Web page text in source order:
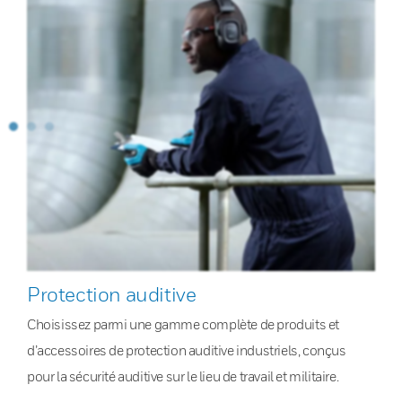
Protection auditive
Choisissez parmi une gamme complète de produits et
d’accessoires de protection auditive industriels, conçus
pour la sécurité auditive sur le lieu de travail et militaire.